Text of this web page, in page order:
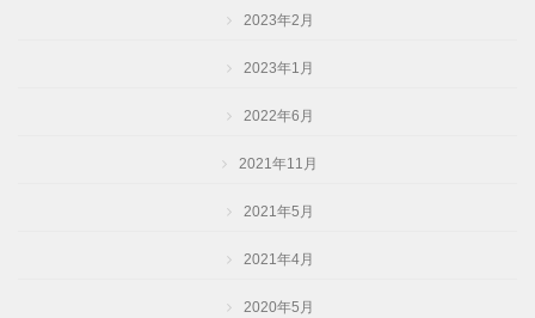
2023年2月
2023年1月
2022年6月
2021年11月
2021年5月
2021年4月
2020年5月